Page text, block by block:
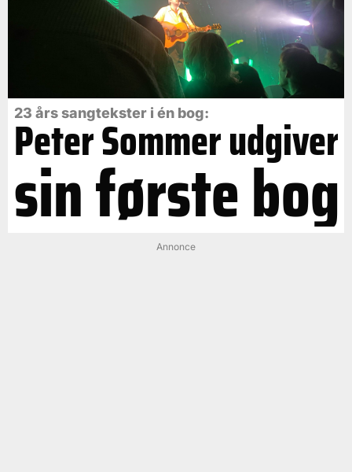
23 års sangtekster i én bog:
Peter Sommer udgiver
sin første bog
Annonce